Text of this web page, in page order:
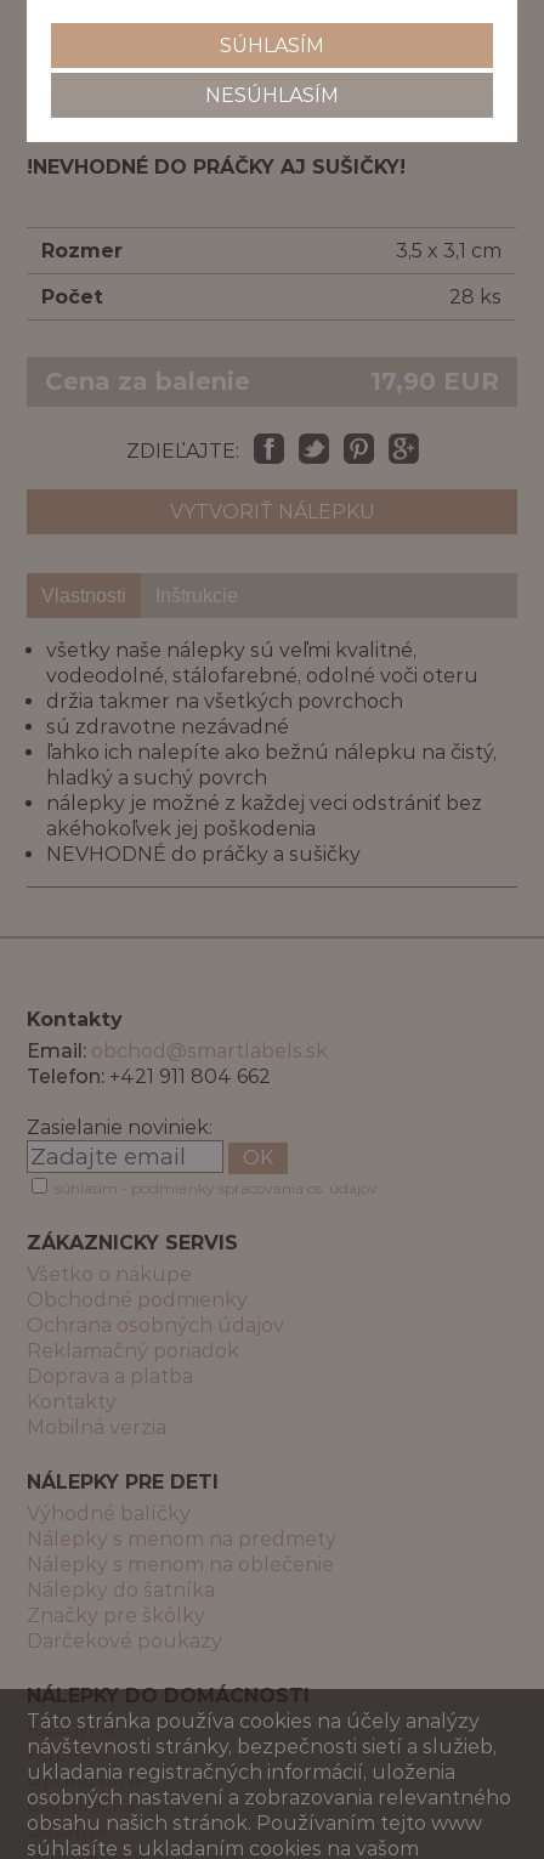
SÚHLASÍM
NESÚHLASÍM
srdiečko, ktoré ste spoločne vybrali. A budete tak
mať aj Vy istotu, že sa všetky veci vrátia späť k
Vašim deťom. A je len na Vás, či sa rozhodnete
uviesť len meno alebo aj telefónne číslo.
!NEVHODNÉ DO PRÁČKY AJ SUŠIČKY!
Rozmer
3,5 x 3,1 cm
Počet
28 ks
Cena za balenie 17,90 EUR
ZDIEĽAJTE:
VYTVORIŤ NÁLEPKU
Vlastnosti Inštrukcie
všetky naše nálepky sú veľmi kvalitné,
vodeodolné, stálofarebné, odolné voči oteru
držia takmer na všetkých povrchoch
sú zdravotne nezávadné
ľahko ich nalepíte ako bežnú nálepku na čistý,
hladký a suchý povrch
nálepky je možné z každej veci odstrániť bez
akéhokoľvek jej poškodenia
NEVHODNÉ do práčky a sušičky
Kontakty
Email: obchod@smartlabels.sk
Telefon: +421 911 804 662
Zasielanie noviniek:
OK
súhlasím - podmienky spracovania os. údajov
ZÁKAZNICKY SERVIS
Všetko o nákupe
Obchodné podmienky
Ochrana osobných údajov
Reklamačný poriadok
Doprava a platba
Kontakty
Mobilná verzia
NÁLEPKY PRE DETI
Výhodné balíčky
Nálepky s menom na predmety
Nálepky s menom na oblečenie
Nálepky do šatníka
Značky pre škôlky
Darčekové poukazy
NÁLEPKY DO DOMÁCNOSTI
Kuchyňa
Kúpeľňa
Upratovanie
Chladnička
Ostatné
Táto stránka používa cookies na účely analýzy
návštevnosti stránky, bezpečnosti sietí a služieb,
ukladania registračných informácií, uloženia
osobných nastavení a zobrazovania relevantného
obsahu našich stránok. Používaním tejto www
súhlasíte s ukladaním cookies na vašom